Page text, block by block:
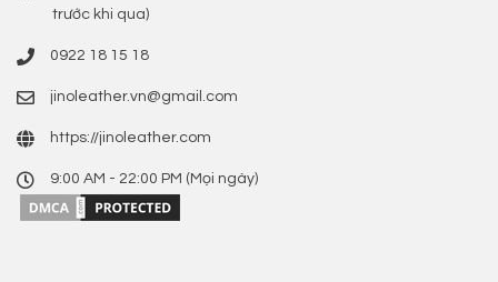
trước khi qua)
0922 18 15 18
jinoleather.vn@gmail.com
https://jinoleather.com
9:00 AM - 22:00 PM (Mọi ngày)